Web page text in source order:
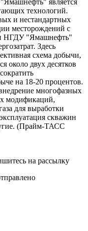
технологий.
и нестандартных
месторождений с
НГДУ "Ямашнефть"
Здесь
схема добычи,
около двух десятков
на 18-20 процентов.
многофазных
модификаций,
для выработки
скважин
(Прайм-ТАСС
на рассылку